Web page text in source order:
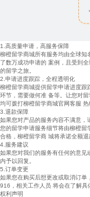
1.高质量申请，高服务保障
柳橙留学商城所有服务均由全球知
了数万成功申请的 案例，且受到
的留学之旅。
2.申请进度跟踪，全程透明化
柳橙留学商城提供留学申请进度
环节，需要做何准 备等。让您对
均可拨打柳橙留学商城官网客服
3.退款保障
如果您对产品的服务内容不满意，
您的留学申请服务细节将由柳橙留
合格，柳橙留学商 城将承诺全额退
4.服务建议
如果您对我们的服务有任何的意
内予以回复。
5.订单变更
如果您在购买后想更改或取消订
916，相关工作人员 将会在了解具
权利声明